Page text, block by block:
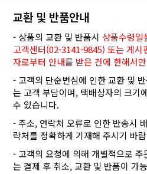
교환 및 반품안내
- 상품의 교환 및 반품시 상품수령일
고객센터(02-3141-9845) 또는 게시
자로부터 안내를 받은 건에 한해서
- 고객의 단순변심에 인한 교환 및
는 고객 부담이며, 택배상자의 크기
수 있습니다.
- 주소, 연락처 오류로 인한 반송시
락처를 정확하게 기재해 주시기 바
- 고객의 요청에 의해 개별적으로
는 결제 후 취소, 교환 및 반품이 가